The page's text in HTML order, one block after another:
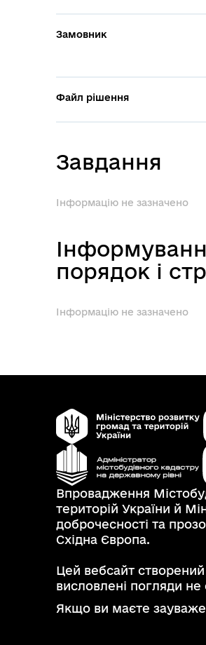
Замовник
Файл рішення
Завдання
Інформацію не зазначено
порядок і
Інформацію не зазначено
Впровадження
територій України й
доброчесності та
Східна Європа.
Цей вебсайт
висловлені погляди не
Якщо ви маєте